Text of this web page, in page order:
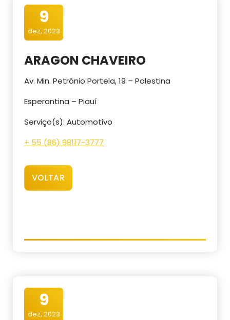
9
dez, 2023
ARAGON CHAVEIRO
Av. Min. Petrônio Portela, 19 – Palestina
Esperantina – Piauí
Serviço(s): Automotivo
+ 55 (86) 98117-3777
VOLTAR
9
dez, 2023